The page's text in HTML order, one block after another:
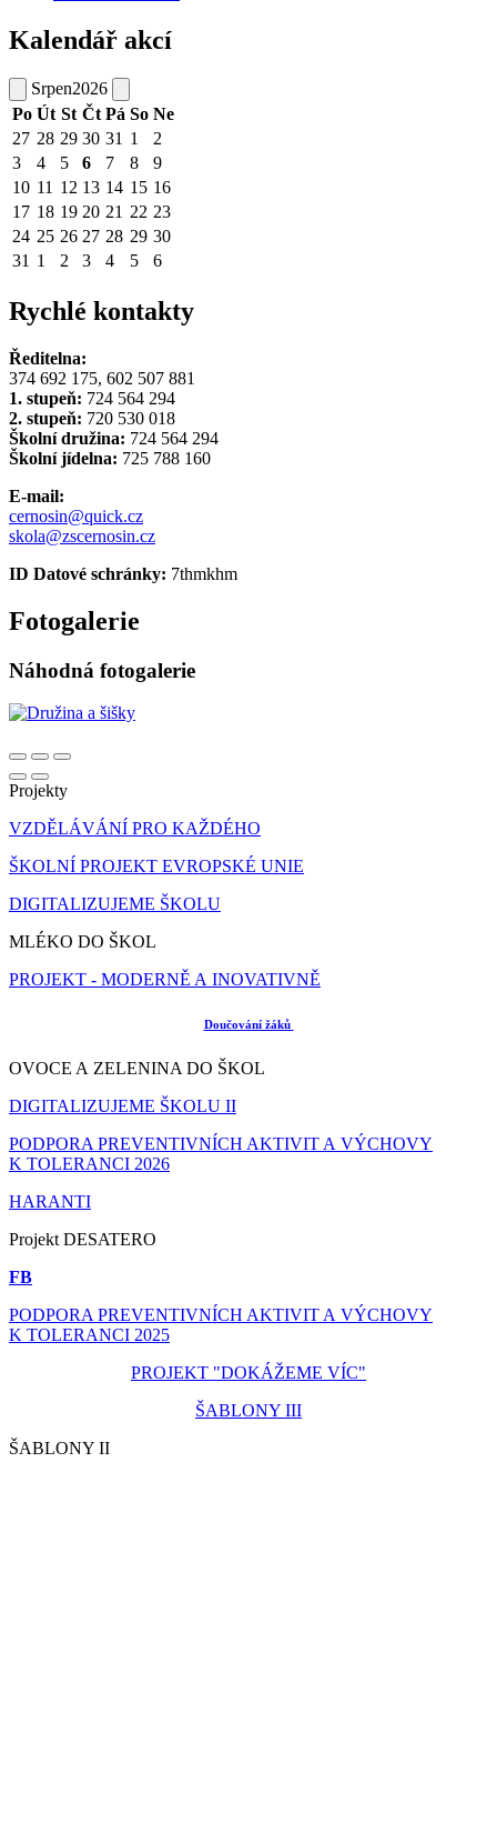
Kalendář akcí
Srpen2026
Po Út St Čt Pá So Ne
27 28 29 30 31 1
2
3
4 5 6 7 8
9
10 11 12 13 14 15 16
17 18 19 20 21 22 23
24 25 26 27 28 29 30
31 1 2 3 4 5 6
Rychlé kontakty
Ředitelna:
374 692 175, 602 507 881
1. stupeň: 724 564 294
2. stupeň: 720 530 018
Školní družina: 724 564 294
Školní jídelna: 725 788 160
E-mail:
cernosin@quick.cz
skola@zscernosin.cz
ID Datové schránky: 7thmkhm
Fotogalerie
Náhodná fotogalerie
Projekty
VZDĚLÁVÁNÍ PRO KAŽDÉHO
ŠKOLNÍ PROJEKT EVROPSKÉ UNIE
DIGITALIZUJEME ŠKOLU
MLÉKO DO ŠKOL
PROJEKT - MODERNĚ A INOVATIVNĚ
Doučování žáků
OVOCE A ZELENINA DO ŠKOL
DIGITALIZUJEME ŠKOLU II
PODPORA PREVENTIVNÍCH AKTIVIT A VÝCHOVY
K TOLERANCI 2026
HARANTI
Projekt DESATERO
FB
PODPORA PREVENTIVNÍCH AKTIVIT A VÝCHOVY
K TOLERANCI 2025
PROJEKT "DOKÁŽEME VÍC"
ŠABLONY III
ŠABLONY II